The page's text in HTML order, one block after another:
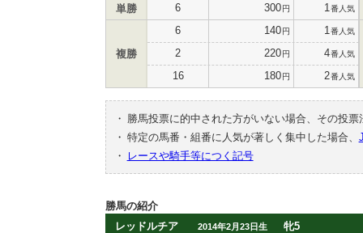
単勝 6 300円 1 番人気
複勝
6 140円 1 番人気
2 220円 4番人気
16 180円 2番人気
・
勝馬投票に的中された方がいない場合、その投
・ 特定の馬番・組番に人気が著しく集中した場合、
・
レースや騎手等につく記号
勝馬の紹介
レッドルチア
2014年2月23日生 牝5